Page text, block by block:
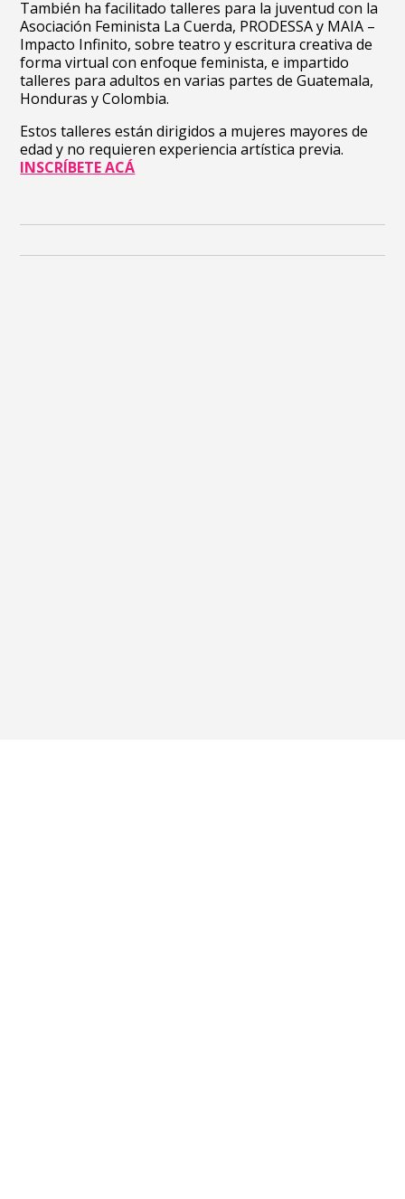
También ha facilitado talleres para la juventud con la
Asociación Feminista La Cuerda, PRODESSA y MAIA –
Impacto Infinito, sobre teatro y escritura creativa de
forma virtual con enfoque feminista, e impartido
talleres para adultos en varias partes de Guatemala,
Honduras y Colombia.
Estos talleres están dirigidos a mujeres mayores de
edad y no requieren experiencia artística previa.
INSCRÍBETE ACÁ